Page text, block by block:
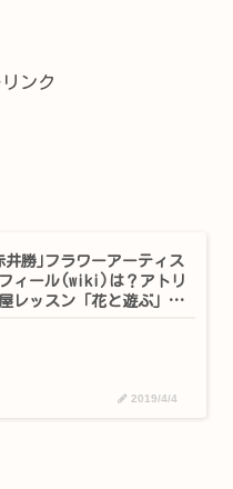
ンク
井勝｣フラワーアーティス
フィール(wiki)は？アトリ
レッスン「花と遊ぶ」
2019/4/4